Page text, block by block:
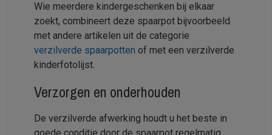
Wie meerdere kindergeschenken bij elkaar
zoekt, combineert deze spaarpot bijvoorbeeld
met andere artikelen uit de categorie
verzilverde spaarpotten of met een verzilverde
kinderfotolijst.
Verzorgen en onderhouden
De verzilverde afwerking houdt u het beste in